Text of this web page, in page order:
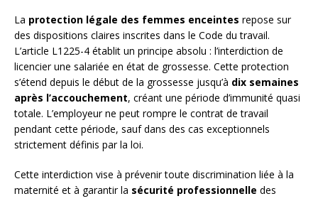
La protection légale des femmes enceintes repose sur
des dispositions claires inscrites dans le Code du travail.
L’article L1225-4 établit un principe absolu : l’interdiction de
licencier une salariée en état de grossesse. Cette protection
s’étend depuis le début de la grossesse jusqu’à dix semaines
après l’accouchement, créant une période d’immunité quasi
totale. L’employeur ne peut rompre le contrat de travail
pendant cette période, sauf dans des cas exceptionnels
strictement définis par la loi.
Cette interdiction vise à prévenir toute discrimination liée à la
maternité et à garantir la sécurité professionnelle des